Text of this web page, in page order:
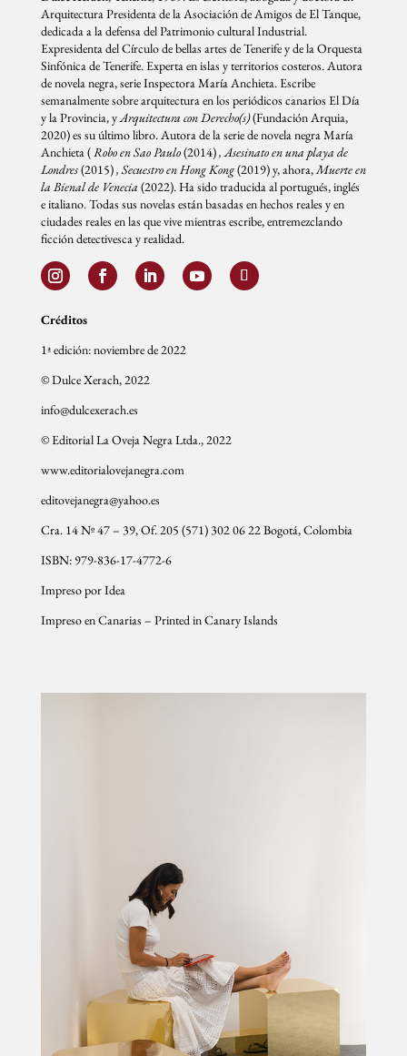
Arquitectura Presidenta de la Asociación de Amigos de El Tanque,
dedicada a la defensa del Patrimonio cultural Industrial.
Expresidenta del Círculo de bellas artes de Tenerife y de la Orquesta
Sinfónica de Tenerife. Experta en islas y territorios costeros. Autora
de novela negra, serie Inspectora María Anchieta. Escribe
semanalmente sobre arquitectura en los periódicos canarios El Día
y la Provincia, yArquitectura con Derecho(s)(Fundación Arquia,
2020) es su último libro. Autora de la serie de novela negra María
Anchieta (Robo en Sao Paulo(2014), Asesinato en una playa de
Londres(2015), Secuestro en Hong Kong(2019) y, ahora,Muerte en
la Bienal de Venecia (2022). Ha sido traducida al portugués, inglés
e italiano. Todas sus novelas están basadas en hechos reales y en
ciudades reales en las que vive mientras escribe, entremezclando
ficción detectivesca y realidad.
Créditos
1ª edición: noviembre de 2022
© Dulce Xerach, 2022
info@dulcexerach.es
© Editorial La Oveja Negra Ltda., 2022
www.editorialovejanegra.com
editovejanegra@yahoo.es
Cra. 14 Nº 47 – 39, Of. 205 (571) 302 06 22 Bogotá, Colombia
ISBN: 979-836-17-4772-6
Impreso por Idea
Impreso en Canarias – Printed in Canary Islands